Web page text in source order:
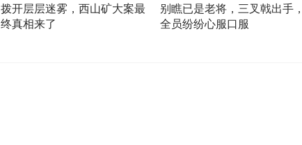
拨开层层迷雾，西山矿大案最
终真相来了
别瞧已是老将，三叉戟出手，
全员纷纷心服口服